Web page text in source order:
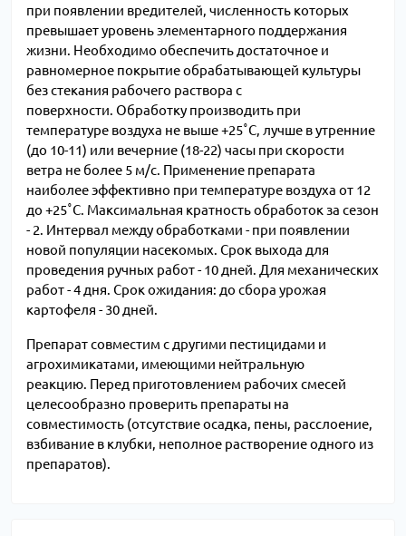
при появлении вредителей, численность которых
превышает уровень элементарного поддержания
жизни. Необходимо обеспечить достаточное и
равномерное покрытие обрабатывающей культуры
без стекания рабочего раствора с
поверхности. Обработку производить при
температуре воздуха не выше +25˚С, лучше в утренние
(до 10-11) или вечерние (18-22) часы при скорости
ветра не более 5 м/с. Применение препарата
наиболее эффективно при температуре воздуха от 12
до +25˚С. Максимальная кратность обработок за сезон
- 2. Интервал между обработками - при появлении
новой популяции насекомых. Срок выхода для
проведения ручных работ - 10 дней. Для механических
работ - 4 дня. Срок ожидания: до сбора урожая
картофеля - 30 дней.
Препарат совместим с другими пестицидами и
агрохимикатами, имеющими нейтральную
реакцию. Перед приготовлением рабочих смесей
целесообразно проверить препараты на
совместимость (отсутствие осадка, пены, расслоение,
взбивание в клубки, неполное растворение одного из
препаратов).